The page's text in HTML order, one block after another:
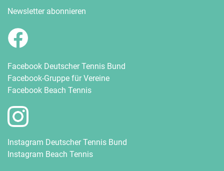
Newsletter abonnieren
Facebook Deutscher Tennis Bund
Facebook-Gruppe für Vereine
Facebook Beach Tennis
Instagram Deutscher Tennis Bund
Instagram Beach Tennis